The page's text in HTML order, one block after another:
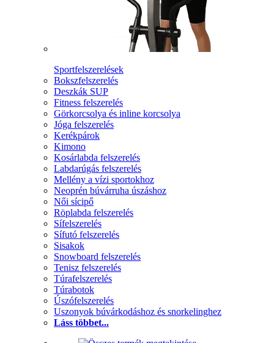
Sportfelszerelések
Bokszfelszerelés
Deszkák SUP
Fitness felszerelés
Görkorcsolya és inline korcsolya
Jóga felszerelés
Kerékpárok
Kimono
Kosárlabda felszerelés
Labdarúgás felszerelés
Mellény a vízi sportokhoz
Neoprén búvárruha úszáshoz
Női sícipő
Röplabda felszerelés
Sífelszerelés
Sífutó felszerelés
Sisakok
Snowboard felszerelés
Tenisz felszerelés
Túrafelszerelés
Túrabotok
Úszófelszerelés
Uszonyok búvárkodáshoz és snorkelinghez
Láss többet...